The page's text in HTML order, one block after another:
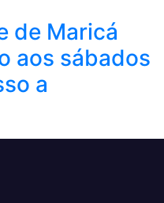
de Maricá
aos sábados
a